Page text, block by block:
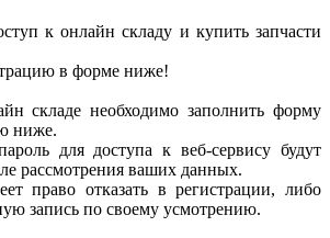
к онлайн складу и купить запчасти
в форме ниже!
складе необходимо заполнить форму
ниже.
для доступа к веб-сервису будут
рассмотрения ваших данных.
право отказать в регистрации, либо
запись по своему усмотрению.